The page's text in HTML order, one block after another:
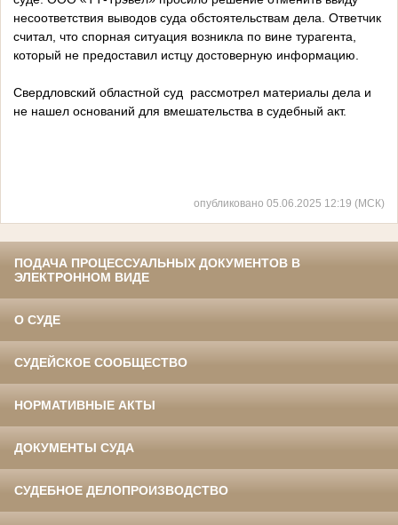
несоответствия выводов суда обстоятельствам дела. Ответчик
считал, что спорная ситуация возникла по вине турагента,
который не предоставил истцу достоверную информацию.
Свердловский областной суд рассмотрел материалы дела и
не нашел оснований для вмешательства в судебный акт.
опубликовано 05.06.2025 12:19 (МСК)
ПОДАЧА ПРОЦЕССУАЛЬНЫХ ДОКУМЕНТОВ В
ЭЛЕКТРОННОМ ВИДЕ
О СУДЕ
СУДЕЙСКОЕ СООБЩЕСТВО
НОРМАТИВНЫЕ АКТЫ
ДОКУМЕНТЫ СУДА
СУДЕБНОЕ ДЕЛОПРОИЗВОДСТВО